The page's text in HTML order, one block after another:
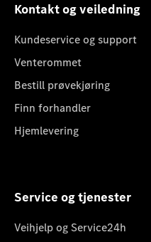
Kontakt og veiledning
Kundeservice og support
Venterommet
Bestill prøvekjøring
Finn forhandler
Hjemlevering
Service og tjenester
Veihjelp og Service24h